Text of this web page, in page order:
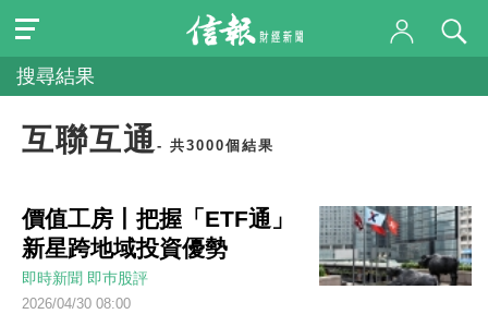
搜尋結果
互聯互通 - 共3000個結果
價值工房丨把握「ETF通」
新星跨地域投資優勢
即時新聞 即巿股評
2026/04/30 08:00